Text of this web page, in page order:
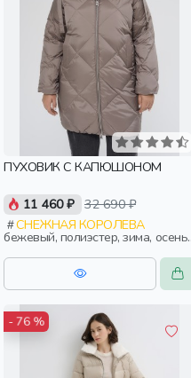
ПУХОВИК С КАПЮШОНОМ
11 460 ₽ 32 690 ₽
СНЕЖНАЯ КОРОЛЕВА
бежевый, полиэстер, зима, осень,
россия, прямые, капюшон,
застежка, утепленные, стеганые,
прорези, карман, женщины,
взрослые
- 76 %